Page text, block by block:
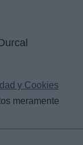
y Cookies
meramente